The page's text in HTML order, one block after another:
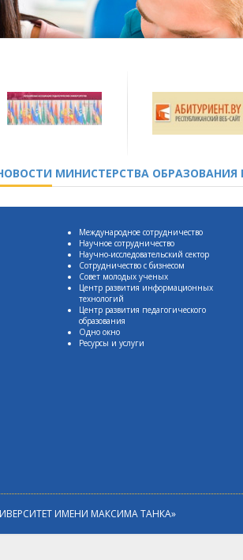
МИНИСТЕРСТВА ОБРАЗОВАНИЯ
Международное сотрудничество
Научное сотрудничество
Научно-исследовательский сектор
Сотрудничество с бизнесом
Совет молодых ученых
Центр развития информационных
технологий
Центр развития педагогического
образования
Одно окно
Ресурсы и услуги
ИМЕНИ МАКСИМА ТАНКА»